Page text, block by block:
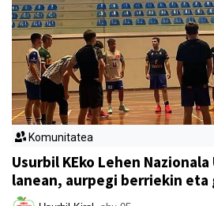
Komunitatea
Usurbil KEko Lehen
lanean, aurpegi berriekin